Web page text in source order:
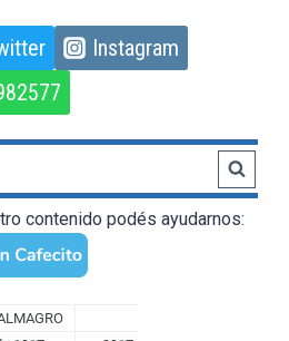
Instagram
contenido podés ayudarnos: